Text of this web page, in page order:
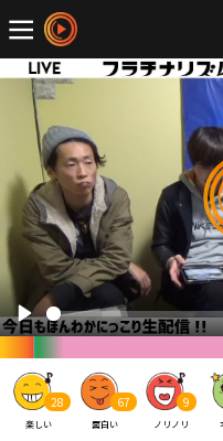
28
楽しい
67
面白い
9
ノリノリ